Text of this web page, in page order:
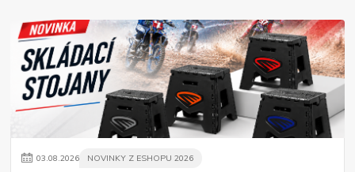
03.08.2026 NOVINKY Z ESHOPU 2026